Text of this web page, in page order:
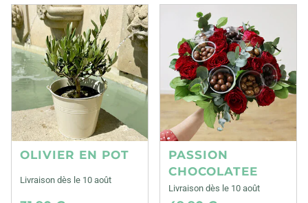
OLIVIER EN POT
Livraison dès le 10 août
PASSION
CHOCOLATEE
Livraison dès le 10 août